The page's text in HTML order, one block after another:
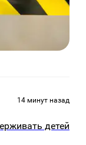
14 минут назад
детей